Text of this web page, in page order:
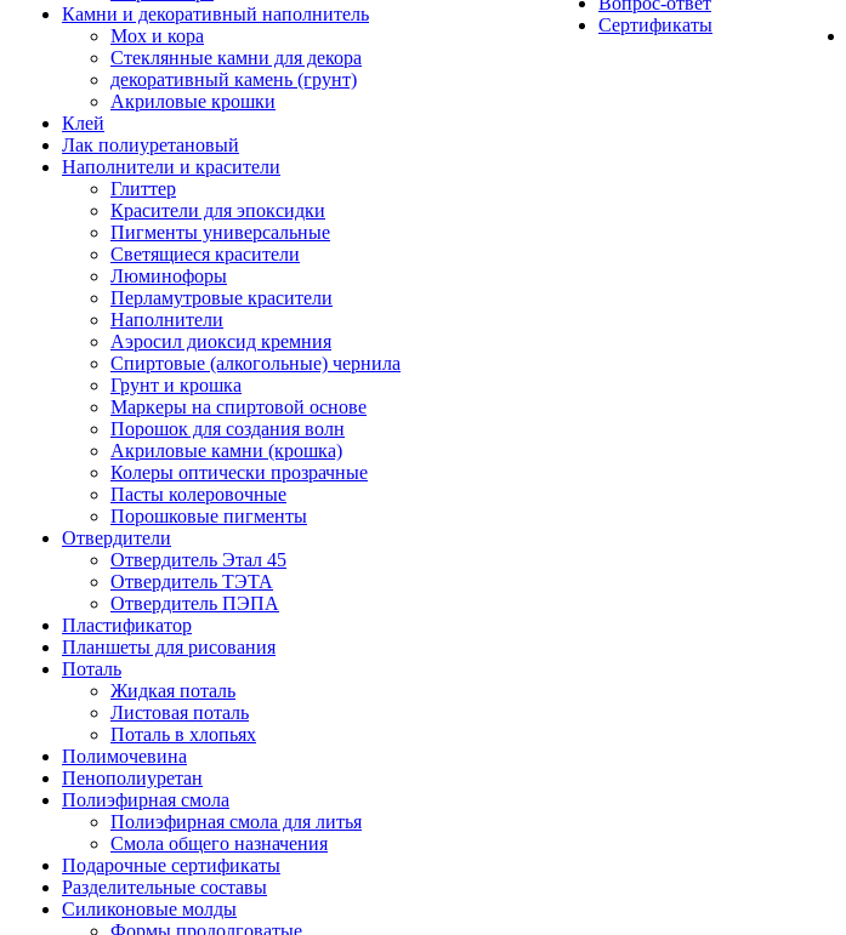
Камни и декоративный наполнитель
Мох и кора
Стеклянные камни для декора
декоративный камень (грунт)
Акриловые крошки
Клей
Лак полиуретановый
Наполнители и красители
Глиттер
Красители для эпоксидки
Пигменты универсальные
Светящиеся красители
Люминофоры
Перламутровые красители
Наполнители
Аэросил диоксид кремния
Спиртовые (алкогольные) чернила
Грунт и крошка
Маркеры на спиртовой основе
Порошок для создания волн
Акриловые камни (крошка)
Колеры оптически прозрачные
Пасты колеровочные
Порошковые пигменты
Отвердители
Отвердитель Этал 45
Отвердитель ТЭТА
Отвердитель ПЭПА
Пластификатор
Планшеты для рисования
Поталь
Жидкая поталь
Листовая поталь
Поталь в хлопьях
Полимочевина
Пенополиуретан
Полиэфирная смола
Полиэфирная смола для литья
Смола общего назначения
Подарочные сертификаты
Разделительные составы
Силиконовые молды
Формы продолговатые
Сертификаты